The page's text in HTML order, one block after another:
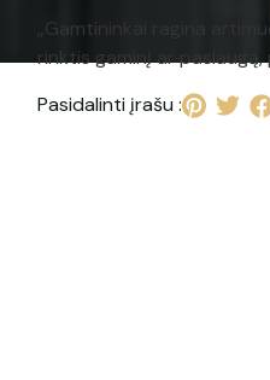
„Gamtininkai ragina
rinktis gaminį ar
Pasidalinti įrašu :